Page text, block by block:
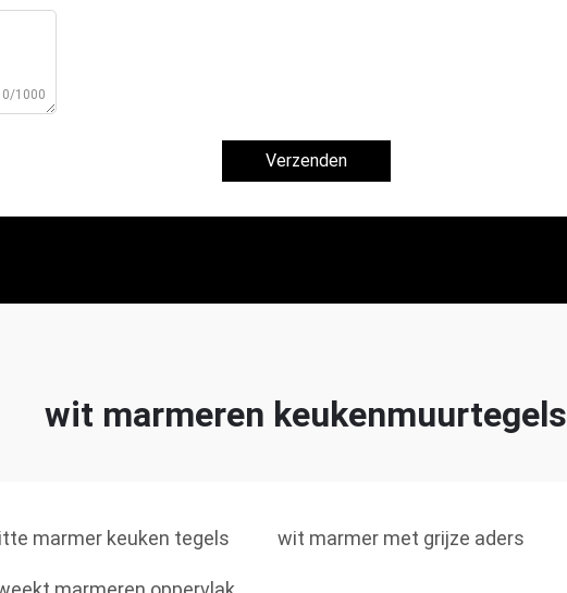
0/1000
Verzenden
wit marmeren keukenmuurtegels
marmer keuken tegels wit marmer met grijze aders